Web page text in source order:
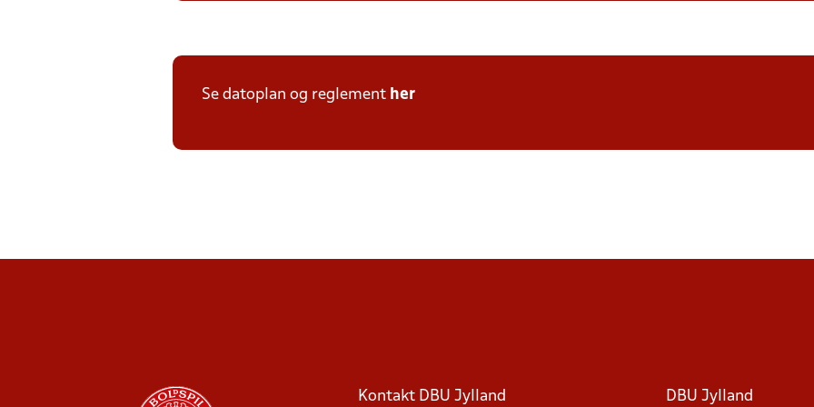
Se datoplan og reglement her
Kontakt DBU Jylland DBU Jylland